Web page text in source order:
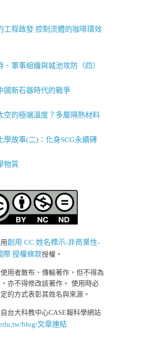
工程啟發 控制流體的咖啡環效
、軍事組織與城池攻防（四）
國新石器時代的戰爭
空的極端溫度？多層隔熱材料
學故事(二)：化身SCG永續磚
物質
創用 CC 姓名標示-非商業性-
際 授權條款授權。
用者散布、傳輸著作，但不得為
亦不得修改該著作。 使用時必
的方式表彰其姓名與來源。
台大科教中心CASE報科學網站
blog/文章連結